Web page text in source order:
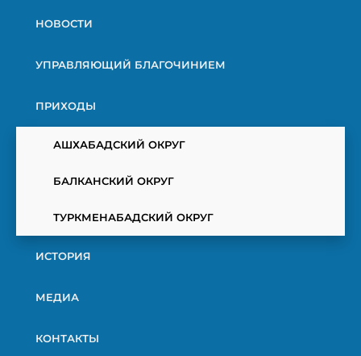
НОВОСТИ
УПРАВЛЯЮЩИЙ БЛАГОЧИНИЕМ
ПРИХОДЫ
АШХАБАДСКИЙ ОКРУГ
БАЛКАНСКИЙ ОКРУГ
ТУРКМЕНАБАДСКИЙ ОКРУГ
ИСТОРИЯ
МЕДИА
КОНТАКТЫ